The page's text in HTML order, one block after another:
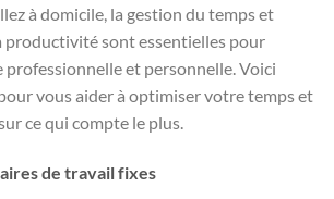
à domicile, la gestion du temps et
productivité sont essentielles pour
et personnelle. Voici
vous aider à optimiser votre temps et
ce qui compte le plus.
de travail fixes